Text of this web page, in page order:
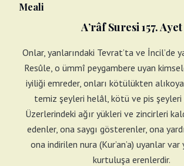
Meali
A’râf Suresi 157. Ayet
Onlar, yanlarındaki Tevrat’ta ve İncil’de
Resûle, o ümmî peygambere uyan
iyiliği emreder, onları kötülükten
temiz şeyleri helâl, kötü ve pis şeyleri
Üzerlerindeki ağır yükleri ve zincirleri
edenler, ona saygı gösterenler, ona
ona indirilen nura (Kur’an’a) uyanlar
kurtuluşa erenlerdir.